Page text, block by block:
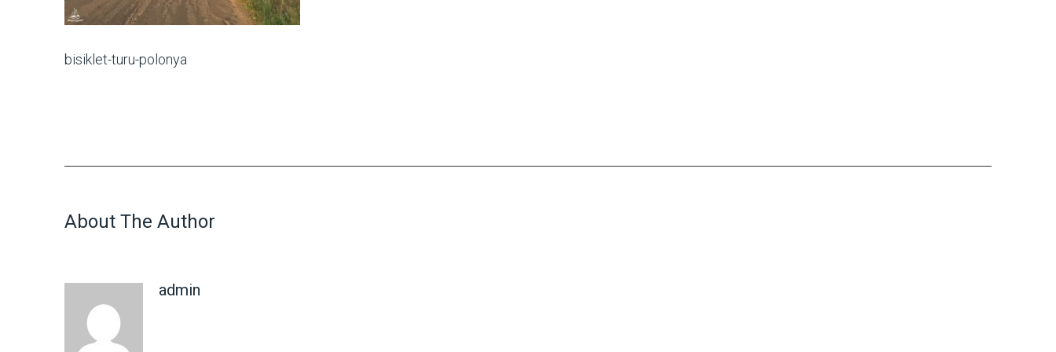
bisiklet-turu-polonya
About The Author
admin